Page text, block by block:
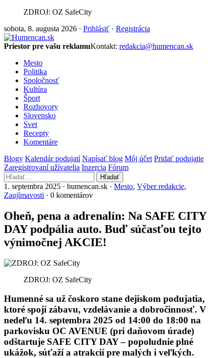
ZDROJ: OZ SafeCity
sobota, 8. augusta 2026 · Prihlásiť · Registrácia
Priestor pre vašu reklamuKontakt: redakcia@humencan.sk
Mesto
Politika
Spoločnosť
Kultúra
Šport
Rozhovory
Slovensko
Svet
Recepty
Komentáre
Blogy Kalendár podujatí Napísať blog Môj účet Pridať podujatie
Zaregistrovaní užívatelia Inzercia Fórum
Hľadať
1. septembra 2025 · humencan.sk · Mesto, Výber redakcie,
Zaujímavosti · 0 komentárov
Oheň, pena a adrenalín: Na SAFE CITY
DAY podpália auto. Buď súčasťou tejto
výnimočnej AKCIE!
ZDROJ: OZ SafeCity
Humenné sa už čoskoro stane dejiskom podujatia,
ktoré spojí zábavu, vzdelávanie a dobročinnosť. V
nedeľu 14. septembra 2025 od 14:00 do 18:00 na
parkovisku OC AVENUE (pri daňovom úrade)
odštartuje SAFE CITY DAY– popoludnie plné
ukážok, súťaží a atrakcií pre malých i veľkých.